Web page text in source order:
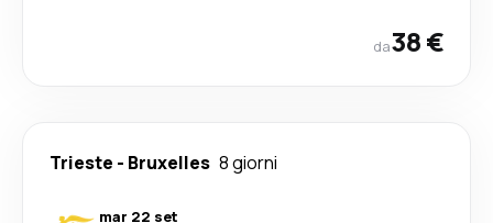
da38 €
Trieste - Bruxelles 8 giorni
mar 22 set